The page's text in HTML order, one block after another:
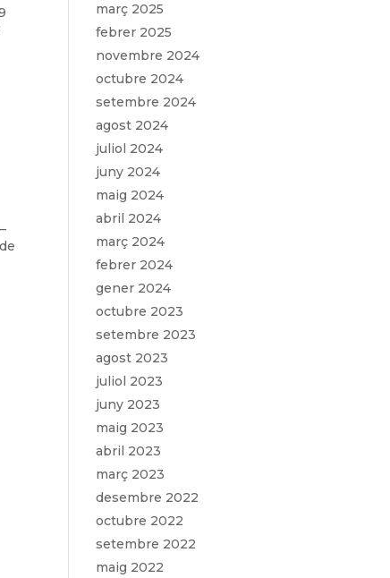
març 2025
febrer 2025
novembre 2024
octubre 2024
setembre 2024
agost 2024
juliol 2024
juny 2024
maig 2024
abril 2024
març 2024
febrer 2024
gener 2024
octubre 2023
setembre 2023
agost 2023
juliol 2023
juny 2023
maig 2023
abril 2023
març 2023
desembre 2022
octubre 2022
setembre 2022
maig 2022